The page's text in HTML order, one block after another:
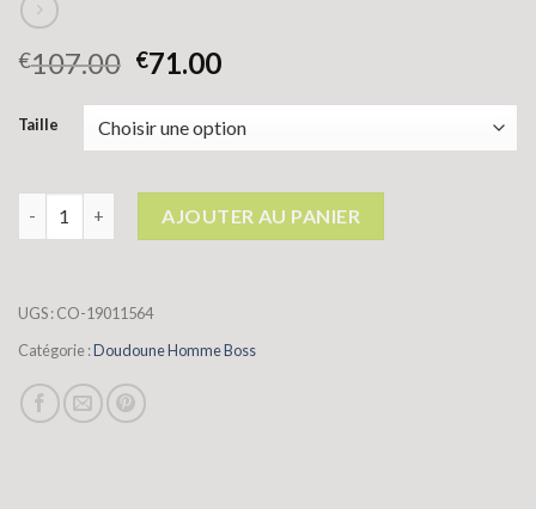
€107.00 €71.00
Taille
AJOUTER AU PANIER
UGS :CO-19011564
Catégorie :Doudoune Homme Boss